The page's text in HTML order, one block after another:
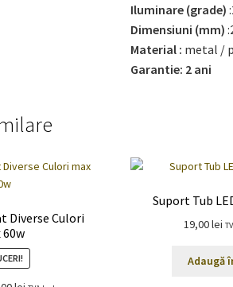
Iluminare (grade)
Dimensiuni (mm)
Material : metal /
Garantie: 2 ani
Diverse Culori
60w
Suport Tub
19,00lei
Adaugă